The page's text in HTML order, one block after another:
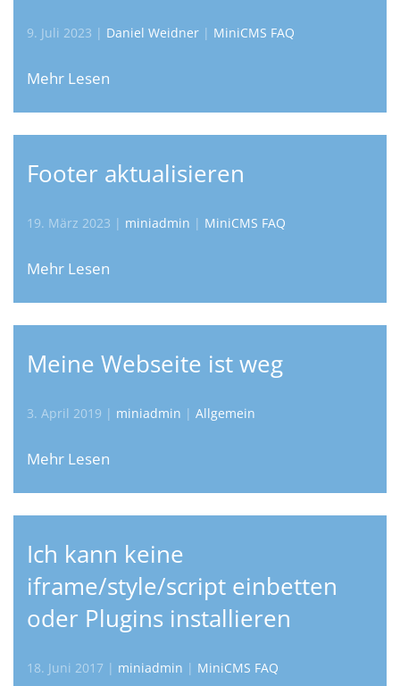
9. Juli 2023 | Daniel Weidner | MiniCMS FAQ
Mehr Lesen
Footer aktualisieren
19. März 2023 | miniadmin | MiniCMS FAQ
Mehr Lesen
Meine Webseite ist weg
3. April 2019 | miniadmin | Allgemein
Mehr Lesen
Ich kann keine
iframe/style/script einbetten
oder Plugins installieren
18. Juni 2017 | miniadmin | MiniCMS FAQ